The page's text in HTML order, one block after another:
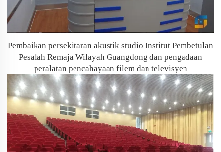
Pembaikan persekitaran akustik studio Institut Pembetulan
Pesalah Remaja Wilayah Guangdong dan pengadaan
peralatan pencahayaan filem dan televisyen